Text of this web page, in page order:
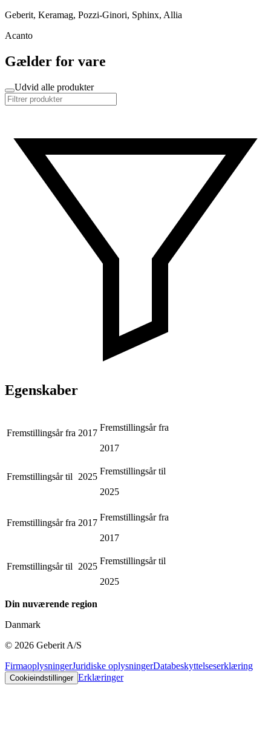
Geberit, Keramag, Pozzi-Ginori, Sphinx, Allia
Acanto
Gælder for vare
Udvid alle produkter
Egenskaber
Fremstillingsår fra 2017
Fremstillingsår fra
2017
Fremstillingsår til 2025
Fremstillingsår til
2025
Fremstillingsår fra 2017
Fremstillingsår fra
2017
Fremstillingsår til 2025
Fremstillingsår til
2025
Din nuværende region
Danmark
© 2026 Geberit A/S
FirmaoplysningerJuridiske oplysningerDatabeskyttelseserklæring
Cookieindstillinger Erklæringer